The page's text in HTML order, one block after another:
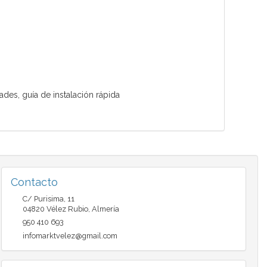
guía de instalación rápida
Contacto
C/ Purisima, 11
04820 Vélez Rubio, Almería
950 410 693
infomarktvelez@gmail.com